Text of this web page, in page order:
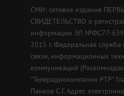
СМИ: сетевое издание
СВИДЕТЕЛЬСТВО о
информации ЭЛ №ФС77-
2015 г. Федеральная
связи, информационных
коммуникаций
"Телерадиокомпания РТР"
Панков С.Г. Адрес